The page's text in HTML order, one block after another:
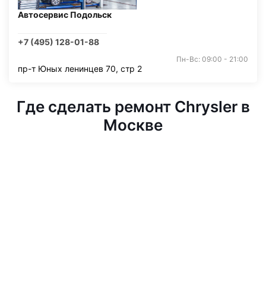
Автосервис Подольск
+7 (495) 128-01-88
Пн-Вс: 09:00 - 21:00
пр-т Юных ленинцев 70, стр 2
Где сделать ремонт Chrysler в
Москве